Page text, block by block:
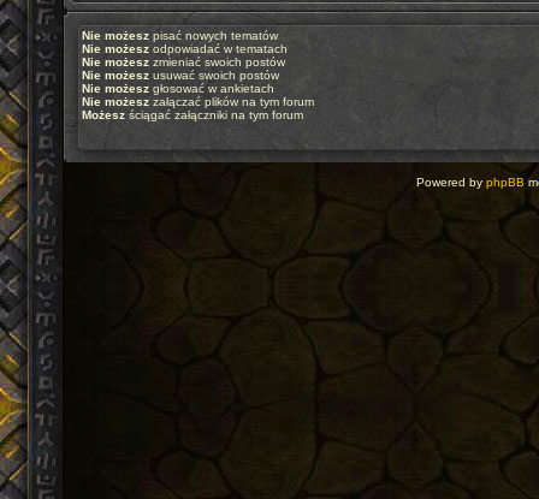
Nie możesz pisać nowych tematów
Nie możesz odpowiadać w tematach
Nie możesz zmieniać swoich postów
Nie możesz usuwać swoich postów
Nie możesz głosować w ankietach
Nie możesz załączać plików na tym forum
Możesz ściągać załączniki na tym forum
Powered by phpBB